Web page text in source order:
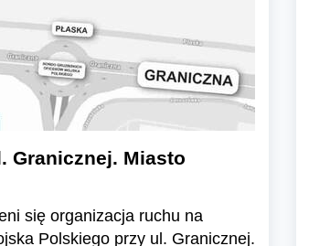
Granicznej. Miasto
się organizacja ruchu na
Polskiego przy ul. Granicznej.